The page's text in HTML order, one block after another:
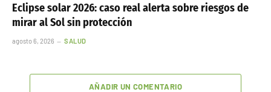
Eclipse solar 2026: caso real alerta sobre riesgos de
mirar al Sol sin protección
agosto 6, 2026 SALUD
AÑADIR UN COMENTARIO